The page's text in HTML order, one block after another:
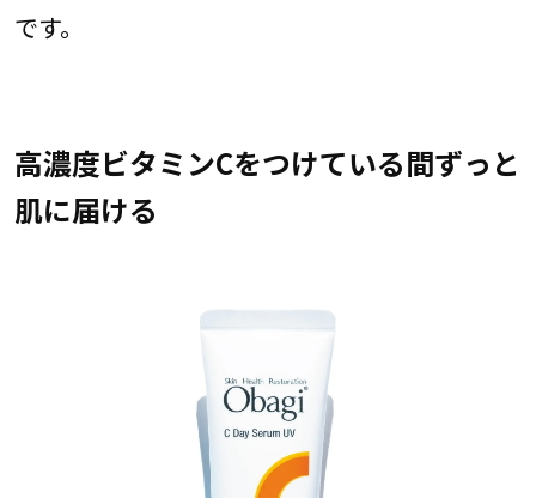
です。
高濃度ビタミンCをつけている間ずっと
肌に届ける